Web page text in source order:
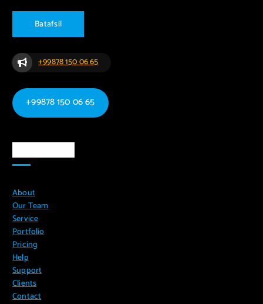
Batafsil
+99878 150 06 65
+99878 150 06 65
About
Our Team
Service
Portfolio
Pricing
Help
Support
Clients
Contact